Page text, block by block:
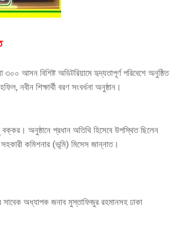
আসন বিশিষ্ট অডিটরিয়ামে হৃদ্যতাপূর্ণ পরিবেশে অনুষ্ঠিত
নবীন শিক্ষার্থী বরণ সংবর্ধনা অনুষ্ঠান।
অনুষ্ঠানে প্রধান অতিথি হিসেবে উপস্থিত ছিলেন
কমিশনার (ভূমি) মিসেস জান্নাত।
সাবেক অধ্যাপক জনাব মুস্তাফিজুর রহমানসহ ঢাকা